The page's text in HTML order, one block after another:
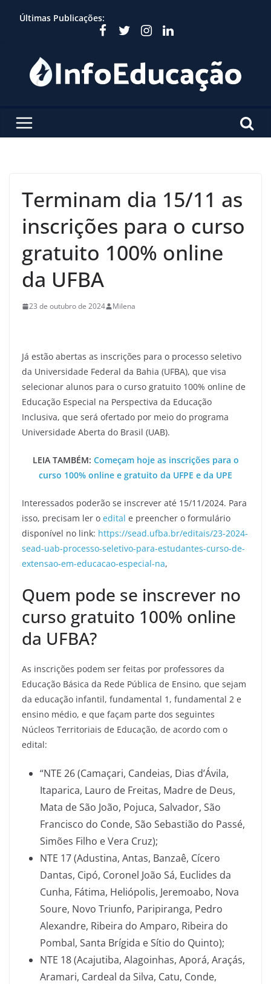
Últimas Publicações:
Terminam dia 15/11 as
inscrições para o curso
gratuito 100% online
da UFBA
23 de outubro de 2024 Milena
Já estão abertas as inscrições para o processo seletivo
da Universidade Federal da Bahia (UFBA), que visa
selecionar alunos para o curso gratuito 100% online de
Educação Especial na Perspectiva da Educação
Inclusiva, que será ofertado por meio do programa
Universidade Aberta do Brasil (UAB).
LEIA TAMBÉM: Começam hoje as inscrições para o
curso 100% online e gratuito da UFPE e da UPE
Interessados poderão se inscrever até 15/11/2024. Para
isso, precisam ler o edital e preencher o formulário
disponível no link: https://sead.ufba.br/editais/23-2024-
sead-uab-processo-seletivo-para-estudantes-curso-de-
extensao-em-educacao-especial-na,
Quem pode se inscrever no
curso gratuito 100% online
da UFBA?
As inscrições podem ser feitas por professores da
Educação Básica da Rede Pública de Ensino, que sejam
da educação infantil, fundamental 1, fundamental 2 e
ensino médio, e que façam parte dos seguintes
Núcleos Territoriais de Educação, de acordo com o
edital:
“NTE 26 (Camaçari, Candeias, Dias d’Ávila,
Itaparica, Lauro de Freitas, Madre de Deus,
Mata de São João, Pojuca, Salvador, São
Francisco do Conde, São Sebastião do Passé,
Simões Filho e Vera Cruz);
NTE 17 (Adustina, Antas, Banzaê, Cícero
Dantas, Cipó, Coronel João Sá, Euclides da
Cunha, Fátima, Heliópolis, Jeremoabo, Nova
Soure, Novo Triunfo, Paripiranga, Pedro
Alexandre, Ribeira do Amparo, Ribeira do
Pombal, Santa Brígida e Sítio do Quinto);
NTE 18 (Acajutiba, Alagoinhas, Aporá, Araçás,
Aramari, Cardeal da Silva, Catu, Conde,